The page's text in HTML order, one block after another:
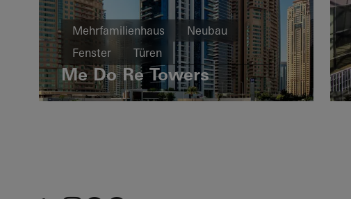
Mehrfamilienhaus
Neubau
Fenster
Türen
Vereinigte Arabische Emirate
Me Do Re Towers